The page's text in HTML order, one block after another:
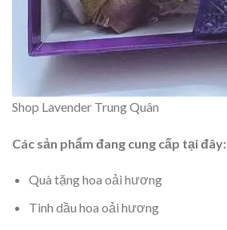
Shop Lavender Trung Quân
Các sản phẩm đang cung cấp tại đây:
Quà tặng hoa oải hương
Tinh dầu hoa oải hương